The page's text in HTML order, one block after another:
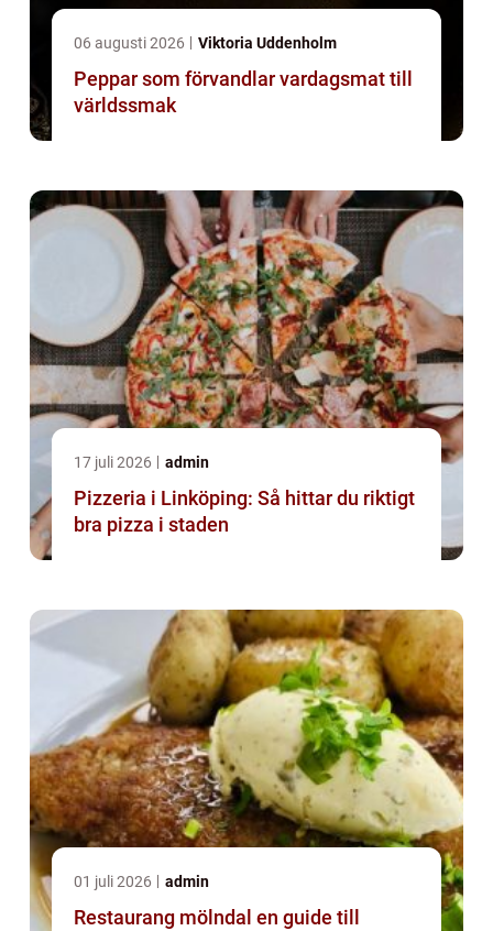
06 augusti 2026 Viktoria Uddenholm
Peppar som förvandlar vardagsmat till
världssmak
17 juli 2026 admin
Pizzeria i Linköping: Så hittar du riktigt
bra pizza i staden
01 juli 2026 admin
Restaurang mölndal en guide till